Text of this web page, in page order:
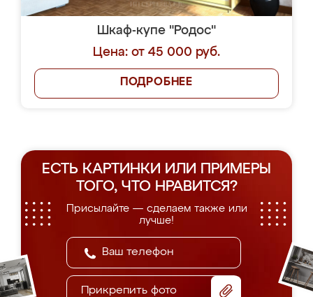
Шкаф-купе "Родос"
Цена: от 45 000 руб.
ПОДРОБНЕЕ
ЕСТЬ КАРТИНКИ ИЛИ ПРИМЕРЫ
ТОГО, ЧТО НРАВИТСЯ?
Присылайте — сделаем также или
лучше!
Прикрепить фото